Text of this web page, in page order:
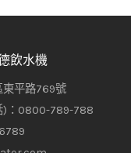
飲水機
東平路769號
)：0800-789-788